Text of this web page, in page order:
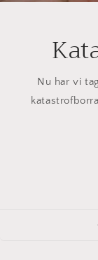
Nu har vi